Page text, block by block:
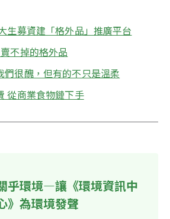
生募資建「格外品」推廣平台
不掉的格外品
們很醜，但有的不只是溫柔
從商業食物鏈下手
乎環境—讓《環境資訊中
》為環境發聲